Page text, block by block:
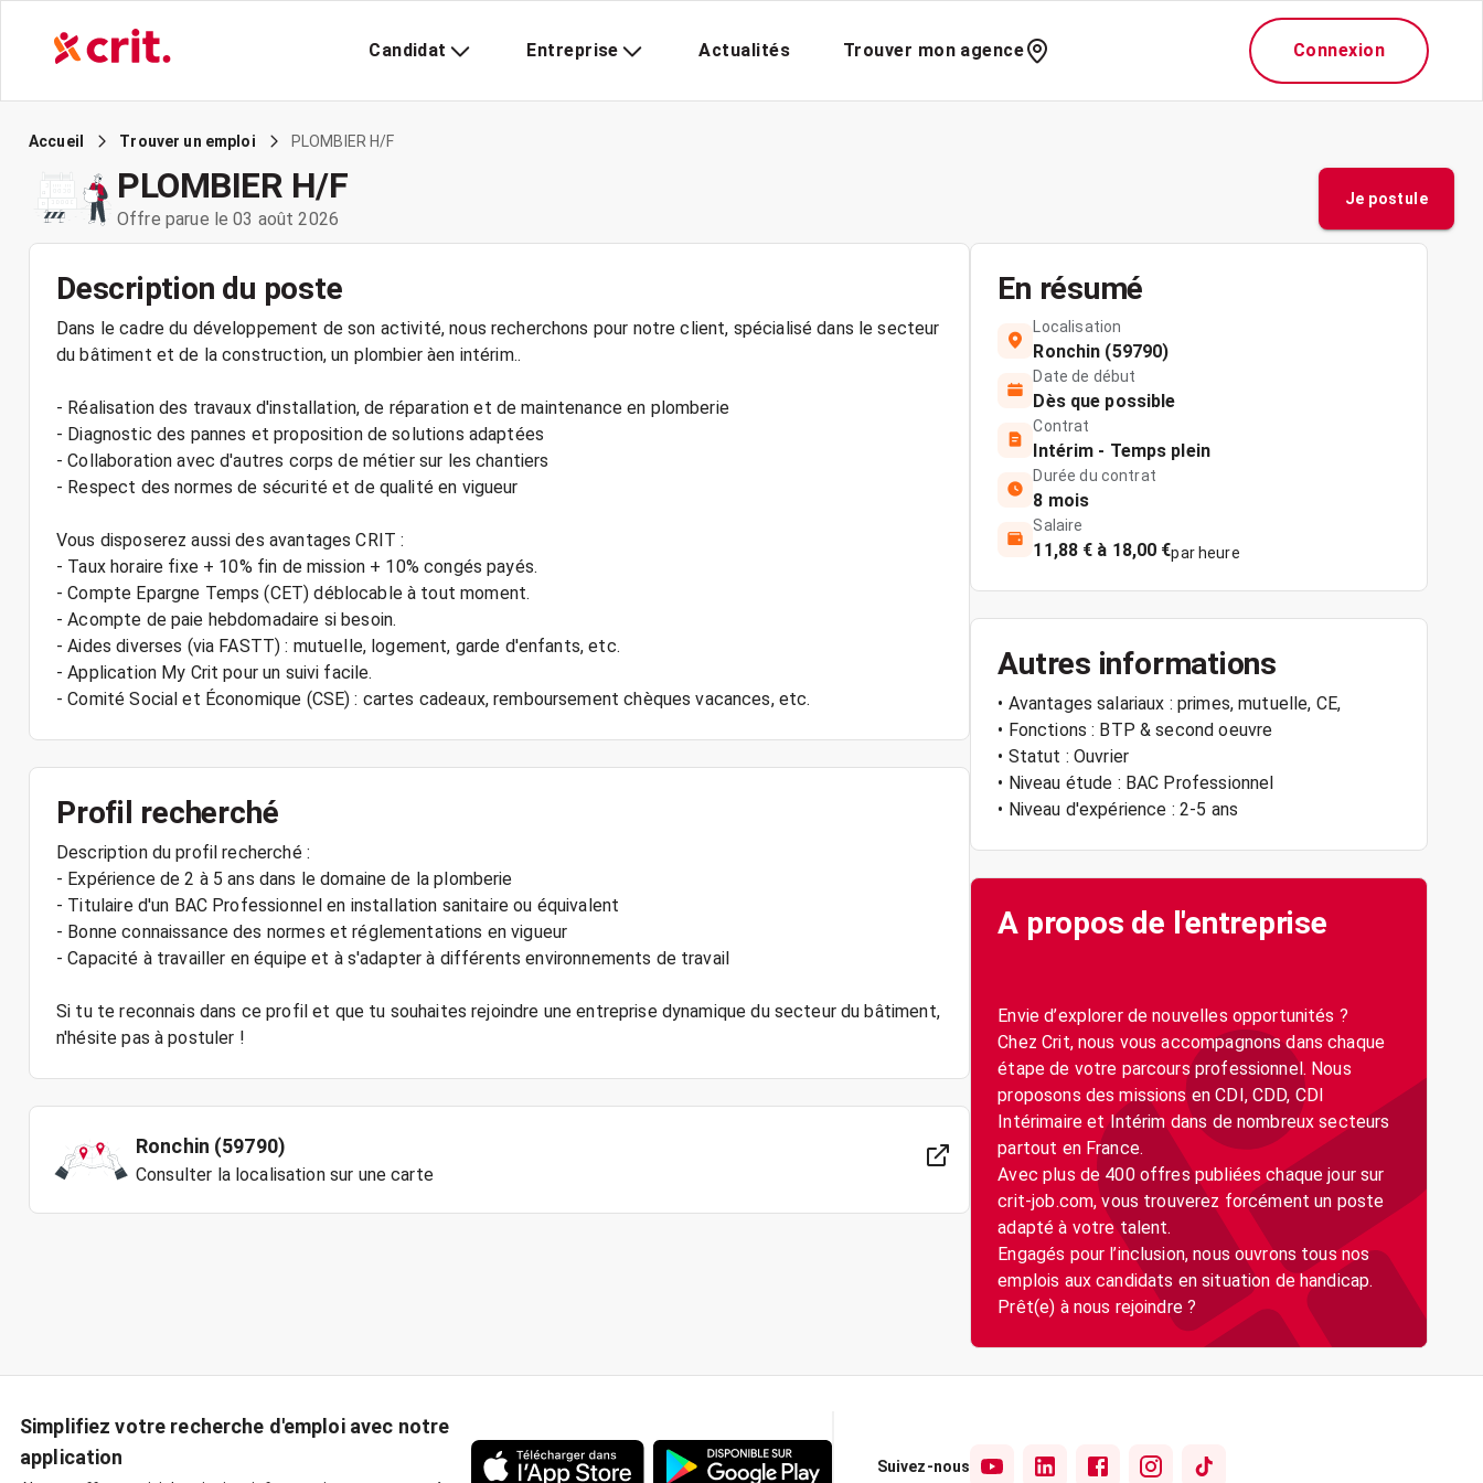
Candidat Entreprise Actualités Trouver mon agence Connexion
Accueil Trouver un emploi PLOMBIER H/F
PLOMBIER H/F
Offre parue le 03 août 2026
Je postule
Description du poste
Dans le cadre du développement de son activité, nous recherchons pour notre client, spécialisé dans le secteur
du bâtiment et de la construction, un plombier àen intérim..
- Réalisation des travaux d'installation, de réparation et de maintenance en plomberie
- Diagnostic des pannes et proposition de solutions adaptées
- Collaboration avec d'autres corps de métier sur les chantiers
- Respect des normes de sécurité et de qualité en vigueur
Vous disposerez aussi des avantages CRIT :
- Taux horaire fixe + 10% fin de mission + 10% congés payés.
- Compte Epargne Temps (CET) déblocable à tout moment.
- Acompte de paie hebdomadaire si besoin.
- Aides diverses (via FASTT) : mutuelle, logement, garde d'enfants, etc.
- Application My Crit pour un suivi facile.
Profil recherché
Description du profil recherché :
- Expérience de 2 à 5 ans dans le domaine de la plomberie
- Titulaire d'un BAC Professionnel en installation sanitaire ou équivalent
- Bonne connaissance des normes et réglementations en vigueur
- Capacité à travailler en équipe et à s'adapter à différents environnements de travail
Si tu te reconnais dans ce profil et que tu souhaites rejoindre une entreprise dynamique du secteur du bâtiment,
Ronchin (59790)
Consulter la localisation sur une carte
En résumé
Localisation
Ronchin (59790)
Date de début
Dès que possible
Contrat
Intérim - Temps plein
Durée du contrat
8 mois
Salaire
11,88 € à 18,00 €par heure
Autres informations
• Avantages salariaux : primes, mutuelle, CE,
• Fonctions : BTP & second oeuvre
• Statut : Ouvrier
• Niveau étude : BAC Professionnel
• Niveau d'expérience : 2-5 ans
A propos de l'entreprise
Envie d’explorer de nouvelles opportunités ?
Chez Crit, nous vous accompagnons dans chaque
étape de votre parcours professionnel. Nous
proposons des missions en CDI, CDD, CDI
Intérimaire et Intérim dans de nombreux secteurs
partout en France.
Avec plus de 400 offres publiées chaque jour sur
crit-job.com, vous trouverez forcément un poste
adapté à votre talent.
Engagés pour l’inclusion, nous ouvrons tous nos
emplois aux candidats en situation de handicap.
Simplifiez votre recherche d'emploi avec notre
application
Suivez-nous